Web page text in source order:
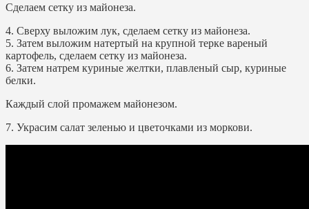
Сделаем сетку из майонеза.
4. Сверху выложим лук, сделаем сетку из майонеза.
5. Затем выложим натертый на крупной терке вареный
картофель, сделаем сетку из майонеза.
6. Затем натрем куриные желтки, плавленый сыр, куриные
белки.
Каждый слой промажем майонезом.
7. Украсим салат зеленью и цветочками из моркови.